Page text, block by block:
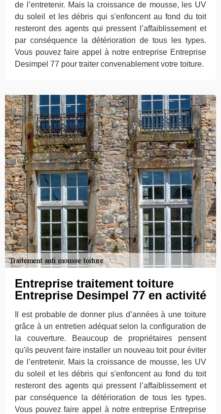
de l’entretenir. Mais la croissance de mousse, les UV
du soleil et les débris qui s'enfoncent au fond du toit
resteront des agents qui pressent l’affaiblissement et
par conséquence la détérioration de tous les types.
Vous pouvez faire appel à notre entreprise Entreprise
Desimpel 77 pour traiter convenablement votre toiture.
Entreprise traitement toiture
Entreprise Desimpel 77 en activité
Il est probable de donner plus d’années à une toiture
grâce à un entretien adéquat selon la configuration de
la couverture. Beaucoup de propriétaires pensent
qu'ils peuvent faire installer un nouveau toit pour éviter
de l’entretenir. Mais la croissance de mousse, les UV
du soleil et les débris qui s'enfoncent au fond du toit
resteront des agents qui pressent l’affaiblissement et
par conséquence la détérioration de tous les types.
Vous pouvez faire appel à notre entreprise Entreprise